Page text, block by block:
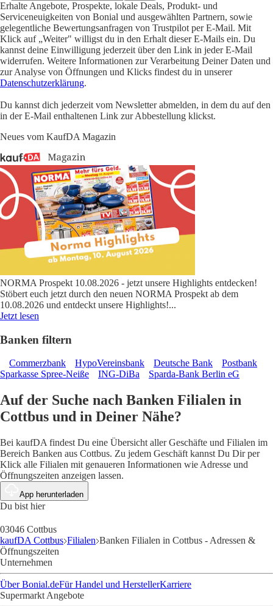
Erhalte Angebote, Prospekte, lokale Deals, Produkt- und
Serviceneuigkeiten von Bonial und ausgewählten Partnern, sowie
gelegentliche Bewertungsanfragen von Trustpilot per E-Mail. Mit
Klick auf „Weiter" willigst du in den Erhalt dieser E-Mails ein. Du
kannst deine Einwilligung jederzeit über den Link in jeder E-Mail
widerrufen. Weitere Informationen zur Verarbeitung Deiner Daten und
zur Analyse von Öffnungen und Klicks findest du in unserer
Datenschutzerklärung.
Du kannst dich jederzeit vom Newsletter abmelden, in dem du auf den
in der E-Mail enthaltenen Link zur Abbestellung klickst.
Neues vom KaufDA Magazin
NORMA Prospekt 10.08.2026 - jetzt unsere Highlights entdecken!
Stöbert euch jetzt durch den neuen NORMA Prospekt ab dem
10.08.2026 und entdeckt unsere Highlights!...
Jetzt lesen
Banken filtern
Commerzbank HypoVereinsbank Deutsche Bank
Postbank
Sparkasse Spree-Neiße
ING-DiBa Sparda-Bank Berlin eG
Auf der Suche nach Banken Filialen in
Cottbus und in Deiner Nähe?
Bei kaufDA findest Du eine Übersicht aller Geschäfte und Filialen im
Bereich Banken aus Cottbus. Zu jedem Geschäft kannst Du Dir per
Klick alle Filialen mit genaueren Informationen wie Adresse und
Öffnungszeiten anzeigen lassen.
App herunterladen
Du bist hier
03046 Cottbus
kaufDA Cottbus Filialen Banken Filialen in Cottbus - Adressen &
Öffnungszeiten
Unternehmen
Über Bonial.deFür Handel und HerstellerKarriere
Supermarkt Angebote